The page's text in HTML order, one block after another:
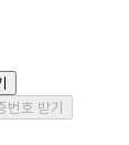
번호 받기